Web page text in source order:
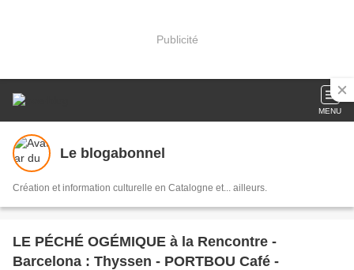
Publicité
MENU
Le blogabonnel
Création et information culturelle en Catalogne et... ailleurs.
LE PÉCHÉ OGÉMIQUE à la Rencontre -
Barcelona : Thyssen - PORTBOU Café -